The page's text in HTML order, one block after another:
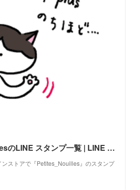
Petites_NouillesのLINE スタンプ一覧 | LINE STORE
ンストアで『Petites_Nouilles』のスタンプ